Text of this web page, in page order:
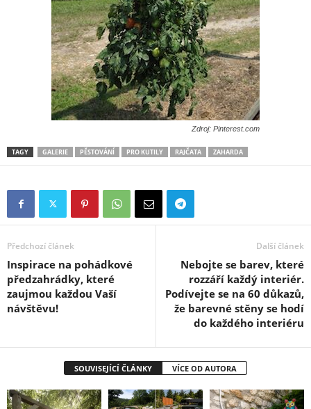
Zdroj: Pinterest.com
TAGY GALERIE PĚSTOVÁNÍ PRO KUTILY RAJČATA ZAHARDA
Předchozí článek
Inspirace na pohádkové
předzahrádky, které
zaujmou každou Vaší
návštěvu!
Další článek
Nebojte se barev, které
rozzáří každý interiér.
Podívejte se na 60 důkazů,
že barevné stěny se hodí
do každého interiéru
SOUVISEJÍCÍ ČLÁNKY VÍCE OD AUTORA